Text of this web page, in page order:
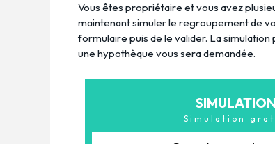
Vous êtes propriétaire et vous avez
maintenant simuler le regroupement de
formulaire puis de le valider. La
une hypothèque vous sera demandée.
Simulation